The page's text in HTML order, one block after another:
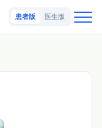
患者版 医生版